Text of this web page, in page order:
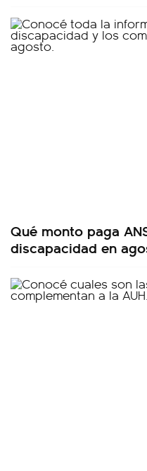
Qué monto paga
discapacidad en